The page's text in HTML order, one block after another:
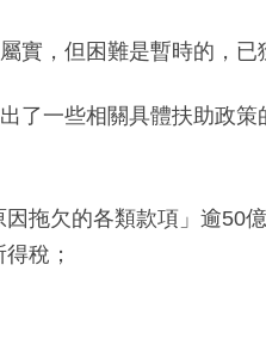
實，但困難是暫時的，已
了一些相關具體扶助政策
拖欠的各類款項」逾50億
稅；